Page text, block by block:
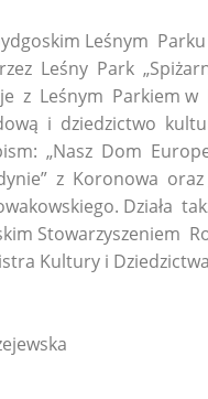
Leśnym
Leśny Park
z Leśnym
i dziedzictwo
„Nasz Dom
z Koronowa
Działa
Kultury i